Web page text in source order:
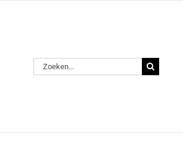
Zoeken
naar: